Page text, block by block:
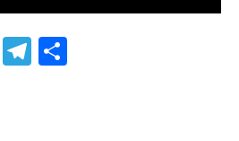
WhatsApp
Telegram